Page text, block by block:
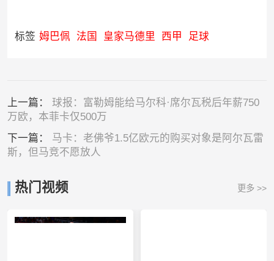
标签 姆巴佩 法国 皇家马德里 西甲 足球
上一篇： 球报：富勒姆能给马尔科·席尔瓦税后年薪750
万欧，本菲卡仅500万
下一篇： 马卡：老佛爷1.5亿欧元的购买对象是阿尔瓦雷
斯，但马竞不愿放人
热门视频 更多 >>